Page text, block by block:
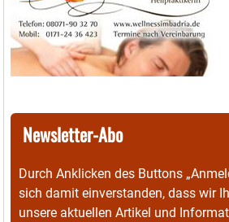
Newsletter-Abo
Durch Anklicken des Buttons
sich damit einverstanden, dass wir
unsere aktuellen Artikel und